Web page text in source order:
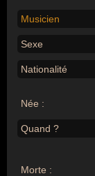
Musicien
Sexe
Nationalité
Née :
Quand ?
Morte :